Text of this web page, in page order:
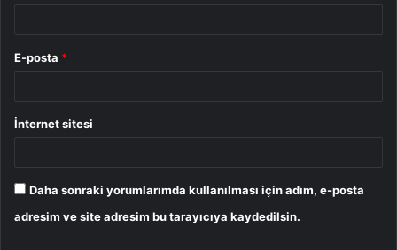
E-posta *
İnternet sitesi
Daha sonraki yorumlarımda kullanılması için adım, e-posta
adresim ve site adresim bu tarayıcıya kaydedilsin.